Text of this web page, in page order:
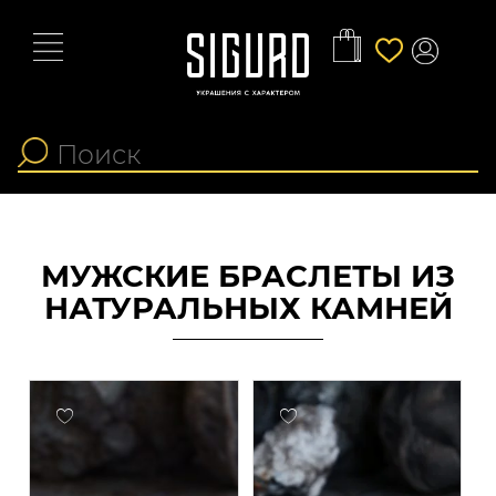
МУЖСКИЕ БРАСЛЕТЫ ИЗ
НАТУРАЛЬНЫХ КАМНЕЙ